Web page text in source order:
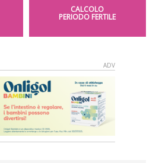
CALCOLO
PERIODO FERTILE